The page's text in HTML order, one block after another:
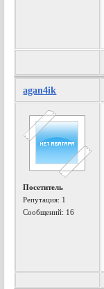
agan4ik
Посетитель
Репутация: 1
Сообщений: 16